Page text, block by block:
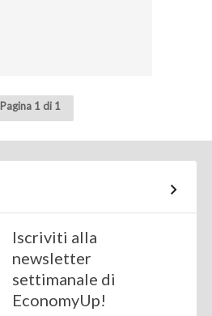
Pagina 1 di 1
Iscriviti alla
newsletter
settimanale di
EconomyUp!